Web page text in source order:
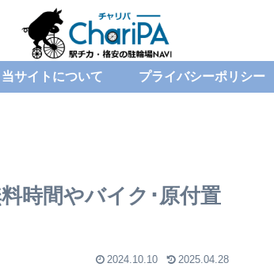
当サイトについて プライバシーポリシー
時間やバイク･原付置
2024.10.10 2025.04.28